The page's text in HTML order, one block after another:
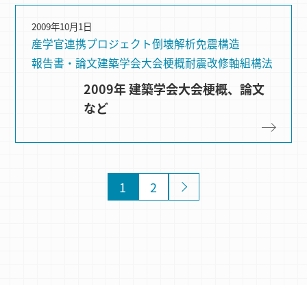
産学官連携プロジェクト倒壊解析免震構造
報告書・論文建築学会大会梗概耐震改修軸組構法
2009年10月1日
2009年 建築学会大会梗概、論文
など
1 2